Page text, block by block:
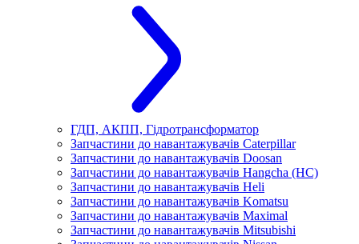
ГДП, АКПП, Гідротрансформатор
Запчастини до навантажувачів Caterpillar
Запчастини до навантажувачів Doosan
Запчастини до навантажувачів Hangcha (HC)
Запчастини до навантажувачів Heli
Запчастини до навантажувачів Komatsu
Запчастини до навантажувачів Maximal
Запчастини до навантажувачів Mitsubishi